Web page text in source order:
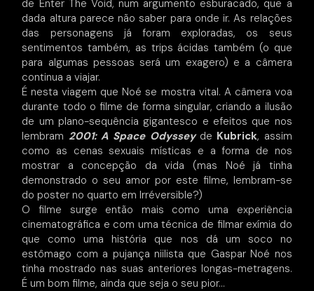
de Enter The Void, num argumento esburacado, que a
dada altura parece não saber para onde ir. As relações
das personagens já foram exploradas, os seus
sentimentos também, as trips ácidas também (o que
para algumas pessoas será um exagero) e a câmera
continua a viajar.
É nesta viagem que Noé se mostra vital. A câmera voa
durante todo o filme de forma singular, criando a ilusão
de um plano-sequência gigantesco e efeitos que nos
lembram 2001: A Space Odysseyde Kubrick, assim
como as cenas sexuais místicas e a forma de nos
mostrar a concepção da vida (mas Noé já tinha
demonstrado o seu amor por este filme, lembram-se
do poster no quarto em Irréversible?)
O filme surge então mais como uma experiência
cinematográfica e com uma técnica de filmar exímia do
que como uma história que nos dá um soco no
estômago com a pujança niilista que Gaspar Noé nos
tinha mostrado nas suas anteriores longas-metragens.
É um bom filme, ainda que seja o seu pior…